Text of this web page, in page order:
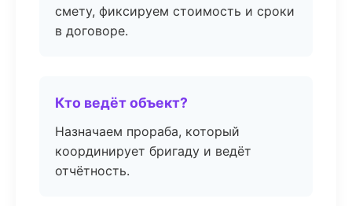
смету, фиксируем стоимость и сроки
в договоре.
Кто ведёт объект?
Назначаем прораба, который
координирует бригаду и ведёт
отчётность.